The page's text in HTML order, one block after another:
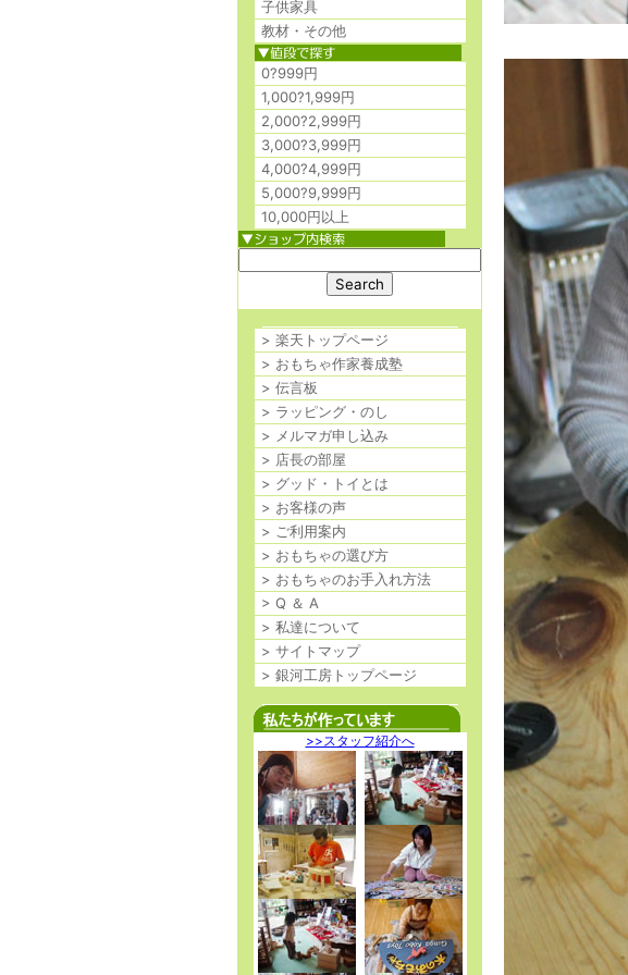
子供家具
教材・その他
0?999円
1,000?1,999円
2,000?2,999円
3,000?3,999円
4,000?4,999円
5,000?9,999円
10,000円以上
> 楽天トップページ
> おもちゃ作家養成塾
> 伝言板
> ラッピング・のし
> メルマガ申し込み
> 店長の部屋
> グッド・トイとは
> お客様の声
> ご利用案内
> おもちゃの選び方
> おもちゃのお手入れ方法
> Q ＆ A
> 私達について
> サイトマップ
> 銀河工房トップページ
>>スタッフ紹介へ